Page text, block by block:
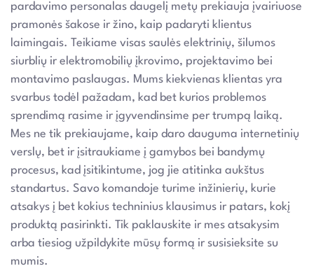
pardavimo personalas daugelį metų prekiauja įvairiuose
pramonės šakose ir žino, kaip padaryti klientus
laimingais. Teikiame visas saulės elektrinių, šilumos
siurblių ir elektromobilių įkrovimo, projektavimo bei
montavimo paslaugas. Mums kiekvienas klientas yra
svarbus todėl pažadam, kad bet kurios problemos
sprendimą rasime ir įgyvendinsime per trumpą laiką.
Mes ne tik prekiaujame, kaip daro dauguma internetinių
verslų, bet ir įsitraukiame į gamybos bei bandymų
procesus, kad įsitikintume, jog jie atitinka aukštus
standartus. Savo komandoje turime inžinierių, kurie
atsakys į bet kokius techninius klausimus ir patars, kokį
produktą pasirinkti. Tik paklauskite ir mes atsakysim
arba tiesiog užpildykite mūsų formą ir susisieksite su
mumis.